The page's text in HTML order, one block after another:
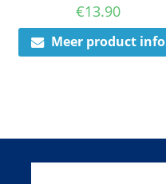
€13.90
Meer product info